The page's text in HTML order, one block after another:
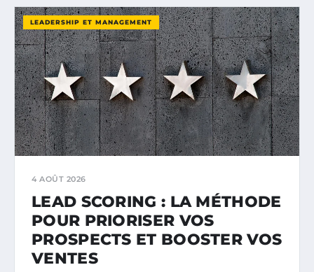
LEADERSHIP ET MANAGEMENT
4 AOÛT 2026
LEAD SCORING : LA MÉTHODE
POUR PRIORISER VOS
PROSPECTS ET BOOSTER VOS
VENTES